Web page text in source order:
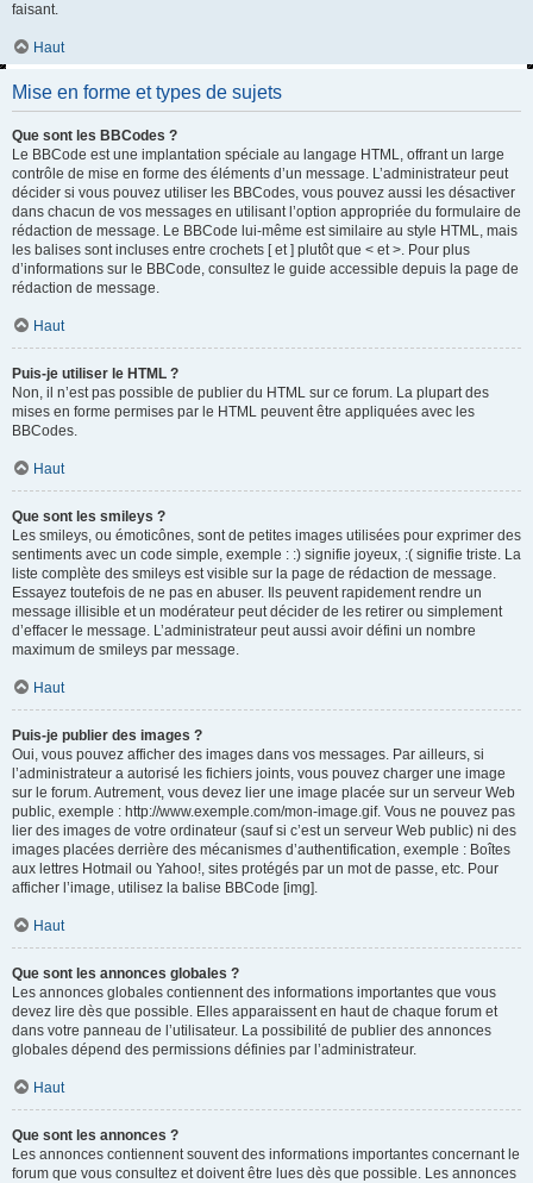
faisant.
Haut
Mise en forme et types de sujets
Que sont les BBCodes ?
Le BBCode est une implantation spéciale au langage HTML, offrant un large
contrôle de mise en forme des éléments d’un message. L’administrateur peut
décider si vous pouvez utiliser les BBCodes, vous pouvez aussi les désactiver
dans chacun de vos messages en utilisant l’option appropriée du formulaire de
rédaction de message. Le BBCode lui-même est similaire au style HTML, mais
les balises sont incluses entre crochets [ et ] plutôt que < et >. Pour plus
d’informations sur le BBCode, consultez le guide accessible depuis la page de
rédaction de message.
Haut
Puis-je utiliser le HTML ?
Non, il n’est pas possible de publier du HTML sur ce forum. La plupart des
mises en forme permises par le HTML peuvent être appliquées avec les
BBCodes.
Haut
Que sont les smileys ?
Les smileys, ou émoticônes, sont de petites images utilisées pour exprimer des
sentiments avec un code simple, exemple : :) signifie joyeux, :( signifie triste. La
liste complète des smileys est visible sur la page de rédaction de message.
Essayez toutefois de ne pas en abuser. Ils peuvent rapidement rendre un
message illisible et un modérateur peut décider de les retirer ou simplement
d’effacer le message. L’administrateur peut aussi avoir défini un nombre
maximum de smileys par message.
Haut
Puis-je publier des images ?
Oui, vous pouvez afficher des images dans vos messages. Par ailleurs, si
l’administrateur a autorisé les fichiers joints, vous pouvez charger une image
sur le forum. Autrement, vous devez lier une image placée sur un serveur Web
public, exemple : http://www.exemple.com/mon-image.gif. Vous ne pouvez pas
lier des images de votre ordinateur (sauf si c’est un serveur Web public) ni des
images placées derrière des mécanismes d’authentification, exemple : Boîtes
aux lettres Hotmail ou Yahoo!, sites protégés par un mot de passe, etc. Pour
afficher l’image, utilisez la balise BBCode [img].
Haut
Que sont les annonces globales ?
Les annonces globales contiennent des informations importantes que vous
devez lire dès que possible. Elles apparaissent en haut de chaque forum et
dans votre panneau de l’utilisateur. La possibilité de publier des annonces
globales dépend des permissions définies par l’administrateur.
Haut
Que sont les annonces ?
Les annonces contiennent souvent des informations importantes concernant le
forum que vous consultez et doivent être lues dès que possible. Les annonces